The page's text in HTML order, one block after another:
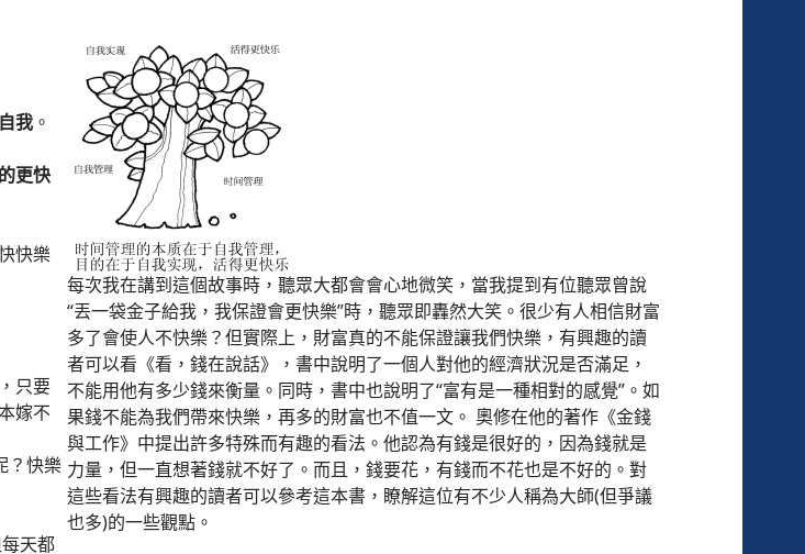
我 。
更快
快樂
只要
嫁不
？快樂
天都
每次我在講到這個故事時，聽眾大都會會心地微笑，當我提到有位聽眾曾說
“丟一袋金子給我，我保證會更快樂”時，聽眾即轟然大笑。很少有人相信財富
多了會使人不快樂？但實際上，財富真的不能保證讓我們快樂，有興趣的讀
者可以看《看，錢在說話》，書中說明了一個人對他的經濟狀況是否滿足，
不能用他有多少錢來衡量。同時，書中也說明了“富有是一種相對的感覺”。如
果錢不能為我們帶來快樂，再多的財富也不值一文。 奧修在他的著作《金錢
與工作》中提出許多特殊而有趣的看法。他認為有錢是很好的，因為錢就是
力量，但一直想著錢就不好了。而且，錢要花，有錢而不花也是不好的。對
這些看法有興趣的讀者可以參考這本書，瞭解這位有不少人稱為大師(但爭議
也多)的一些觀點。